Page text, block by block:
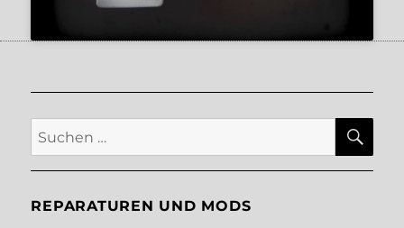
Suche
nach:
REPARATUREN UND MODS